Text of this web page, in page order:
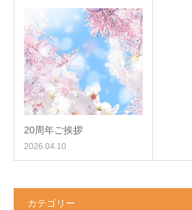
20周年ご挨拶
2026.04.10
カテゴリー